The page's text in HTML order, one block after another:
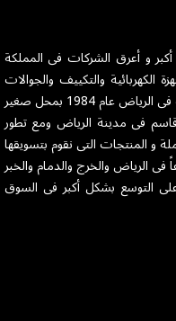
و أعرق الشركات فى المملكة
الكهربائية والتكييف والجوالات
والإلكترونيات بمختلف أنواعها .حيث تأسست فى الرياض عام 1984 بمحل صغير
قاسم فى مدينة الرياض ومع تطور
و المنتجات التى نقوم بتسويقها
فى الرياض والخرج والدمام والخبر
التوسع بشكل أكبر فى السوق